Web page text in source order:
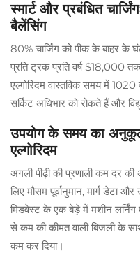
स्मार्ट और प्रबंधित
बैलेंसिंग
80% चार्जिंग को पीक के बाहर के
प्रति ट्रक प्रति वर्ष $18,000
एल्गोरिदम वास्तविक समय में 1020
सर्किट अधिभार को रोकते हैं और
उपयोग के समय का
एल्गोरिदम
अगली पीढ़ी की प्रणाली कम दर
लिए मौसम पूर्वानुमान, मार्ग डेटा
मिडवेस्ट के एक बेड़े में मशीन
से कम की कीमत वाली बिजली के
कम कर दिया।